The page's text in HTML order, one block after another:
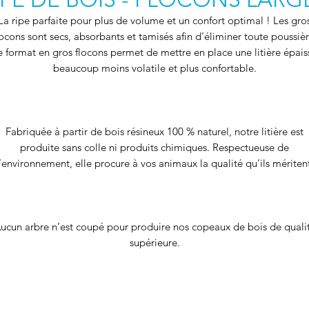
ripe parfaite pour plus de volume et un confort optimal ! Les
sont secs, absorbants et tamisés afin d’éliminer toute
format en gros flocons permet de mettre en place une litière
beaucoup moins volatile et plus confortable.
Fabriquée à partir de bois résineux 100 % naturel, notre litière est
produite sans colle ni produits chimiques. Respectueuse de
elle procure à vos animaux la qualité qu’ils
arbre n’est coupé pour produire nos copeaux de bois de
supérieure.